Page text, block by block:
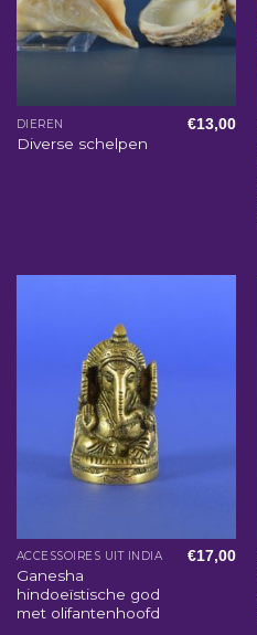
DIEREN
Diverse schelpen
€13,00
ACCESSOIRES UIT INDIA
Ganesha
hindoeïstische god
met olifantenhoofd
€17,00